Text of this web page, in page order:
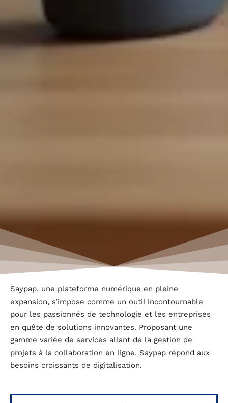
Saypap, une plateforme numérique en pleine
expansion, s’impose comme un outil incontournable
pour les passionnés de technologie et les entreprises
en quête de solutions innovantes. Proposant une
gamme variée de services allant de la gestion de
projets à la collaboration en ligne, Saypap répond aux
besoins croissants de digitalisation.